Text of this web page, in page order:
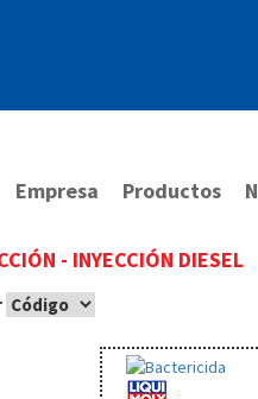
Empresa Productos
- INYECCIÓN DIESEL